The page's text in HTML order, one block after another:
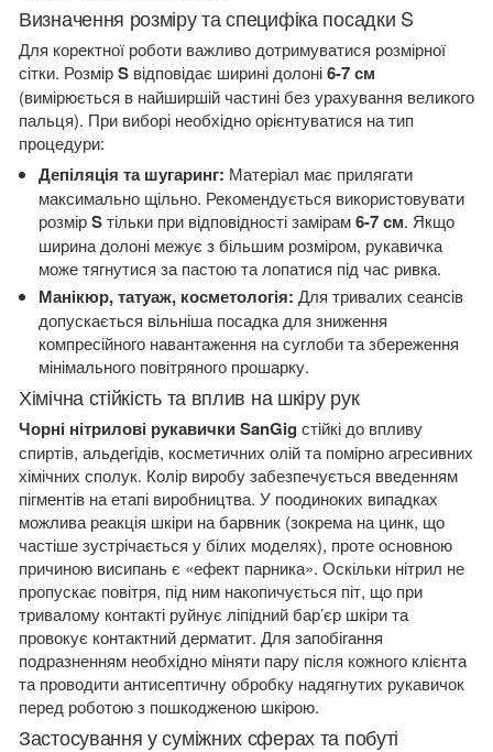
Визначення розміру та специфіка посадки S
Для коректної роботи важливо дотримуватися розмірної
сітки. РозмірS відповідає ширині долоні6-7 см
(вимірюється в найширшій частині без урахування великого
пальця). При виборі необхідно орієнтуватися на тип
процедури:
Депіляція та шугаринг: Матеріал має прилягати
максимально щільно. Рекомендується використовувати
розмірSтільки при відповідності замірам6-7 см. Якщо
ширина долоні межує з більшим розміром, рукавичка
може тягнутися за пастою та лопатися під час ривка.
Манікюр, татуаж, косметологія: Для тривалих сеансів
допускається вільніша посадка для зниження
компресійного навантаження на суглоби та збереження
мінімального повітряного прошарку.
Хімічна стійкість та вплив на шкіру рук
Чорні нітрилові рукавички SanGig стійкі до впливу
спиртів, альдегідів, косметичних олій та помірно агресивних
хімічних сполук. Колір виробу забезпечується введенням
пігментів на етапі виробництва. У поодиноких випадках
можлива реакція шкіри на барвник (зокрема на цинк, що
частіше зустрічається у білих моделях), проте основною
причиною висипань є «ефект парника». Оскільки нітрил не
пропускає повітря, під ним накопичується піт, що при
тривалому контакті руйнує ліпідний бар’єр шкіри та
провокує контактний дерматит. Для запобігання
подразненням необхідно міняти пару після кожного клієнта
та проводити антисептичну обробку надягнутих рукавичок
перед роботою з пошкодженою шкірою.
Застосування у суміжних сферах та побуті